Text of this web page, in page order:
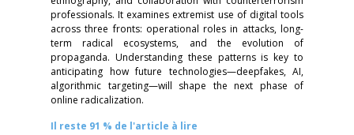
professionals. It examines extremist use of digital tools
across three fronts: operational roles in attacks, long-
term radical ecosystems, and the evolution of
propaganda. Understanding these patterns is key to
anticipating how future technologies—deepfakes, AI,
algorithmic targeting—will shape the next phase of
online radicalization.
Il reste 91 % de l'article à lire